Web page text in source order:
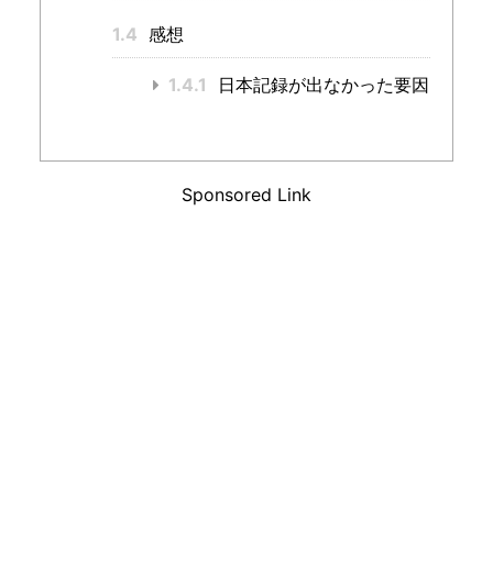
1.4 感想
1.4.1 日本記録が出なかった要因
Sponsored Link